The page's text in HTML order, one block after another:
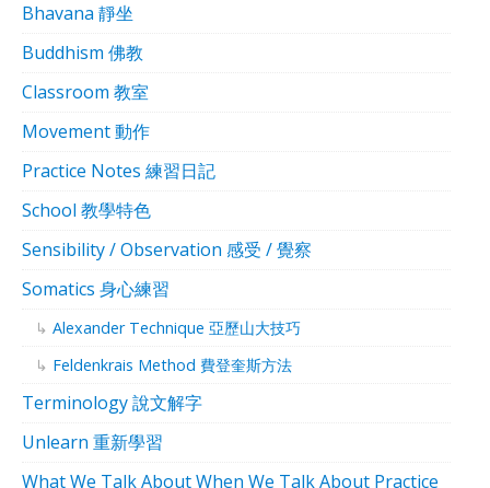
Bhavana 靜坐
Buddhism 佛教
Classroom 教室
Movement 動作
Practice Notes 練習日記
School 教學特色
Sensibility / Observation 感受 / 覺察
Somatics 身心練習
Alexander Technique 亞歷山大技巧
Feldenkrais Method 費登奎斯方法
Terminology 說文解字
Unlearn 重新學習
What We Talk About When We Talk About Practice